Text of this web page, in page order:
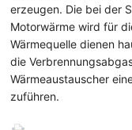
erzeugen. Die bei der
Motorwärme wird für
Wärmequelle dienen
die
Wärmeaustauscher
zuführen.